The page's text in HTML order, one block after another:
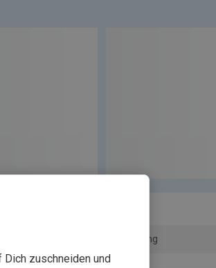
Sortierung
zuschneiden und